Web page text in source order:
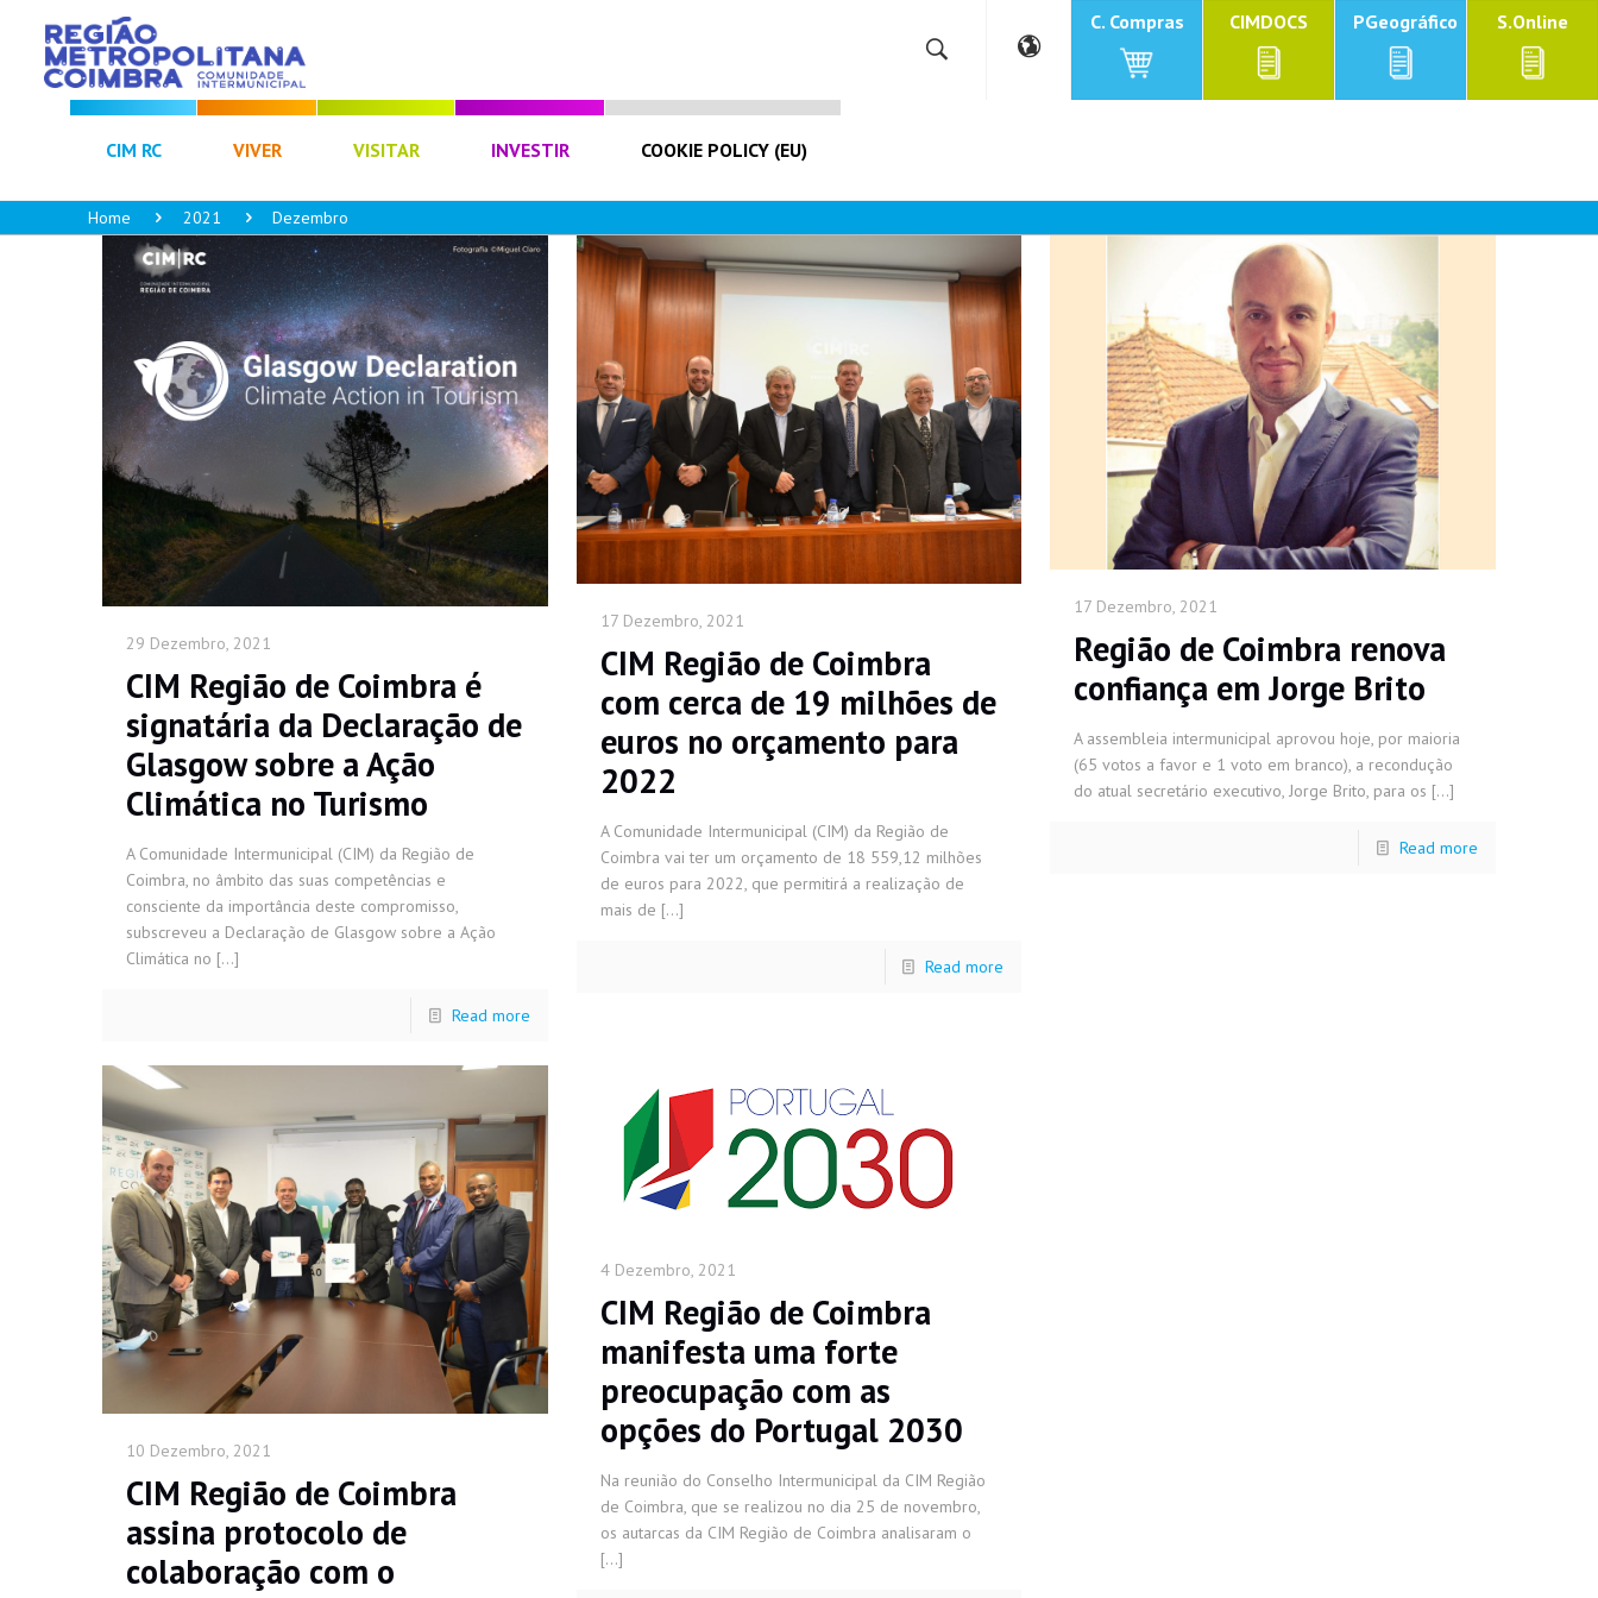
CIM RC VIVER VISITAR INVESTIR COOKIE POLICY (EU)
C. Compras CIMDOCS PGeográfico S.Online
Home 2021 Dezembro
29 Dezembro, 2021
CIM Região de Coimbra é
signatária da Declaração de
Glasgow sobre a Ação
Climática no Turismo
A Comunidade Intermunicipal (CIM) da Região de
Coimbra, no âmbito das suas competências e
consciente da importância deste compromisso,
subscreveu a Declaração de Glasgow sobre a Ação
Climática no […]
Read more
17 Dezembro, 2021
CIM Região de Coimbra
com cerca de 19 milhões de
euros no orçamento para
2022
A Comunidade Intermunicipal (CIM) da Região de
Coimbra vai ter um orçamento de 18 559,12 milhões
de euros para 2022, que permitirá a realização de
mais de […]
Read more
17 Dezembro, 2021
Região de Coimbra renova
confiança em Jorge Brito
A assembleia intermunicipal aprovou hoje, por maioria
(65 votos a favor e 1 voto em branco), a recondução
do atual secretário executivo, Jorge Brito, para os […]
Read more
10 Dezembro, 2021
CIM Região de Coimbra
assina protocolo de
colaboração com o
4 Dezembro, 2021
CIM Região de Coimbra
manifesta uma forte
preocupação com as
opções do Portugal 2030
Na reunião do Conselho Intermunicipal da CIM Região
de Coimbra, que se realizou no dia 25 de novembro,
os autarcas da CIM Região de Coimbra analisaram o
[…]